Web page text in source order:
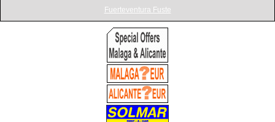
Fuerteventura Fuste